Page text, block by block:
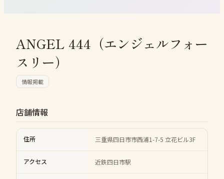
ANGEL 444（エンジェルフォー
スリー）
情報掲載
店舗情報
住所 三重県四日市市西浦1-7-5 立花ビル3F
アクセス 近鉄四日市駅